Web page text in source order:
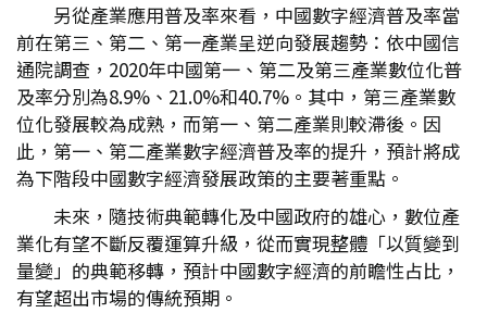
另從產業應用普及率來看，中國數字經濟普及率當
前在第三、第二、第一產業呈逆向發展趨勢：依中國信
通院調查，2020年中國第一、第二及第三產業數位化普
及率分別為8.9%、21.0%和40.7%。其中，第三產業數
位化發展較為成熟，而第一、第二產業則較滯後。因
此，第一、第二產業數字經濟普及率的提升，預計將成
為下階段中國數字經濟發展政策的主要著重點。
未來，隨技術典範轉化及中國政府的雄心，數位產
業化有望不斷反覆運算升級，從而實現整體「以質變到
量變」的典範移轉，預計中國數字經濟的前瞻性占比，
有望超出市場的傳統預期。